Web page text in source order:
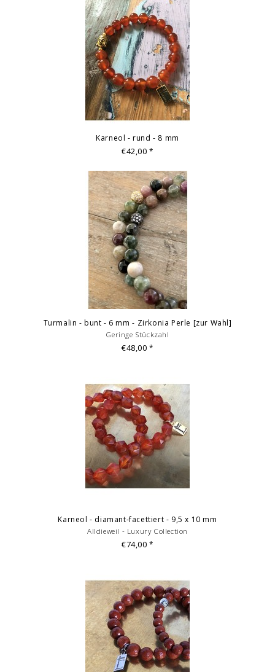
Karneol - rund - 8 mm
€42,00*
Turmalin - bunt - 6 mm - Zirkonia Perle [zur Wahl]
Geringe Stückzahl
€48,00*
Karneol - diamant-facettiert - 9,5 x 10 mm
Alldieweil - Luxury Collection
€74,00*